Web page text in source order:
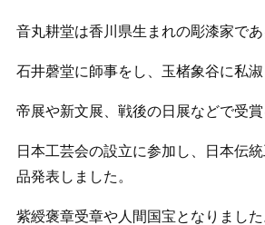
音丸耕堂は香川県生まれの彫漆家であ
石井磬堂に師事をし、玉楮象谷に私淑
帝展や新文展、戦後の日展などで受賞
日本工芸会の設立に参加し、日本伝
品発表しました。
紫綬褒章受章や人間国宝となりました